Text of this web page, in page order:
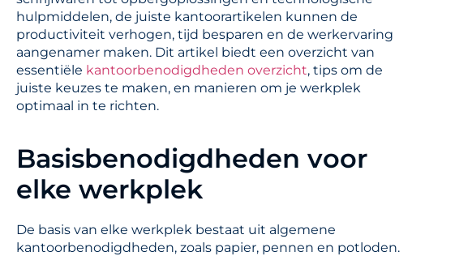
hulpmiddelen, de juiste kantoorartikelen kunnen de
productiviteit verhogen, tijd besparen en de werkervaring
aangenamer maken. Dit artikel biedt een overzicht van
essentiële kantoorbenodigdheden overzicht, tips om de
juiste keuzes te maken, en manieren om je werkplek
optimaal in te richten.
Basisbenodigdheden voor
elke werkplek
De basis van elke werkplek bestaat uit algemene
kantoorbenodigdheden, zoals papier, pennen en potloden.